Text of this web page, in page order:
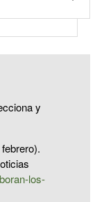
y
los-